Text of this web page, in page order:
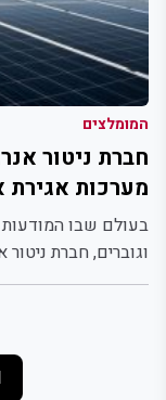
המומלצים
חברת ניטור
מערכות אגירת
בעולם שבו המודעות
וגוברים, חברת
שינוי משמעותי...